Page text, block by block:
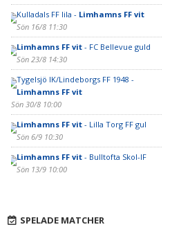
Kulladals FF lila - Limhamns FF vit
Sön 16/8 11:30
Limhamns FF vit- FC Bellevue guld
Sön 23/8 14:30
Tygelsjö IK/Lindeborgs FF 1948 -
Limhamns FF vit
Sön 30/8 10:00
Limhamns FF vit- Lilla Torg FF gul
Sön 6/9 10:30
Limhamns FF vit- Bulltofta Skol-IF
Sön 13/9 10:00
SPELADE MATCHER